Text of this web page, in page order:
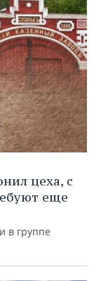
цеха, с
еще
в группе